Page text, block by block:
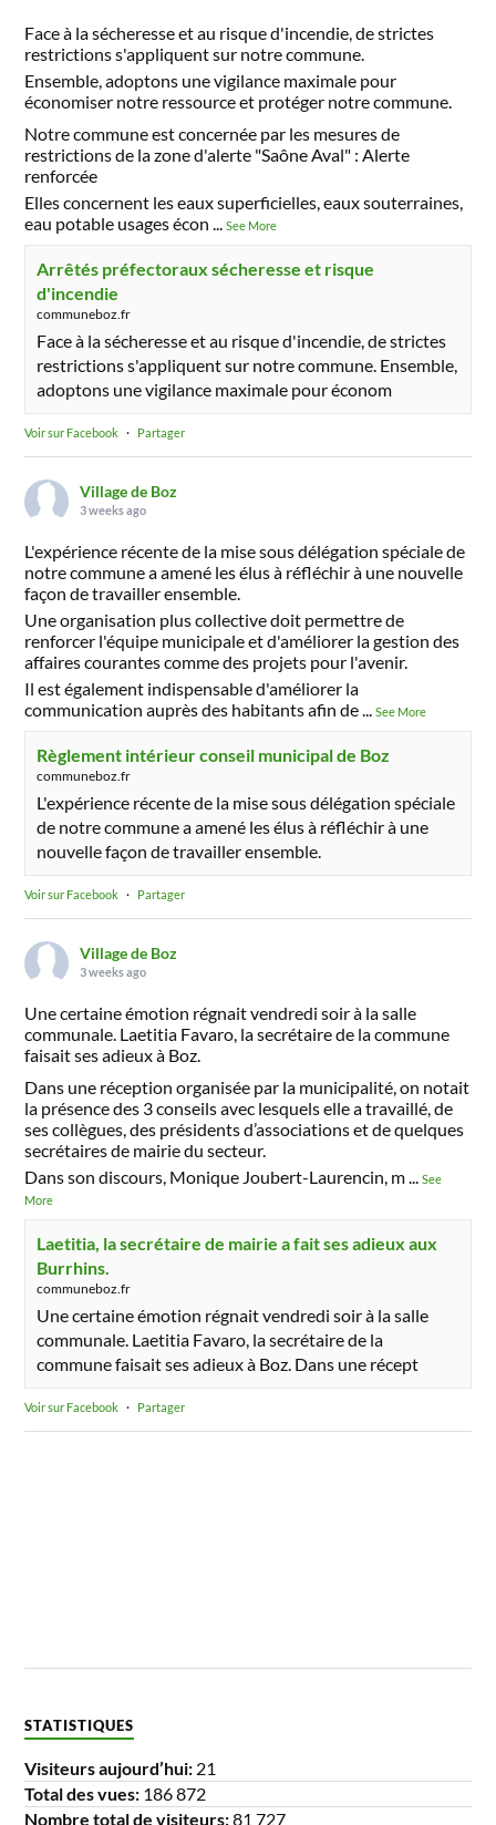
Face à la sécheresse et au risque d'incendie, de strictes
restrictions s'appliquent sur notre commune.
Ensemble, adoptons une vigilance maximale pour
économiser notre ressource et protéger notre commune.
Notre commune est concernée par les mesures de
restrictions de la zone d'alerte "Saône Aval" : Alerte
renforcée
Elles concernent les eaux superficielles, eaux souterraines,
eau potable usages écon ...See More
Arrêtés préfectoraux sécheresse et risque
d'incendie
communeboz.fr
Face à la sécheresse et au risque d'incendie, de strictes
restrictions s'appliquent sur notre commune. Ensemble,
adoptons une vigilance maximale pour économ
Voir sur Facebook · Partager
Village de Boz
3 weeks ago
L'expérience récente de la mise sous délégation spéciale de
notre commune a amené les élus à réfléchir à une nouvelle
façon de travailler ensemble.
Une organisation plus collective doit permettre de
renforcer l'équipe municipale et d'améliorer la gestion des
affaires courantes comme des projets pour l'avenir.
Il est également indispensable d'améliorer la
communication auprès des habitants afin de...See More
Règlement intérieur conseil municipal de Boz
communeboz.fr
L'expérience récente de la mise sous délégation spéciale
de notre commune a amené les élus à réfléchir à une
nouvelle façon de travailler ensemble.
Voir sur Facebook · Partager
Village de Boz
3 weeks ago
Une certaine émotion régnait vendredi soir à la salle
communale. Laetitia Favaro, la secrétaire de la commune
faisait ses adieux à Boz.
Dans une réception organisée par la municipalité, on notait
la présence des 3 conseils avec lesquels elle a travaillé, de
ses collègues, des présidents d’associations et de quelques
secrétaires de mairie du secteur.
Dans son discours, Monique Joubert-Laurencin, m...See
More
Laetitia, la secrétaire de mairie a fait ses adieux aux
Burrhins.
communeboz.fr
Une certaine émotion régnait vendredi soir à la salle
communale. Laetitia Favaro, la secrétaire de la
commune faisait ses adieux à Boz. Dans une récept
Voir sur Facebook · Partager
STATISTIQUES
Visiteurs aujourd’hui: 21
Total des vues: 186 872
Nombre total de visiteurs:81 727